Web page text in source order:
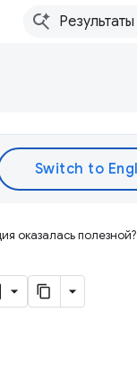
оказалась полезной?